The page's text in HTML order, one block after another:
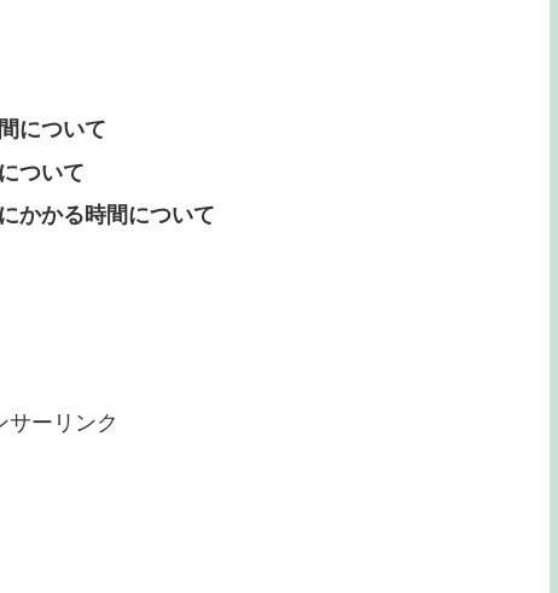
について
ついて
かかる時間について
サーリンク